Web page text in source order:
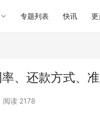
专题列表 快讯 更
、还款方式、
阅读 2178